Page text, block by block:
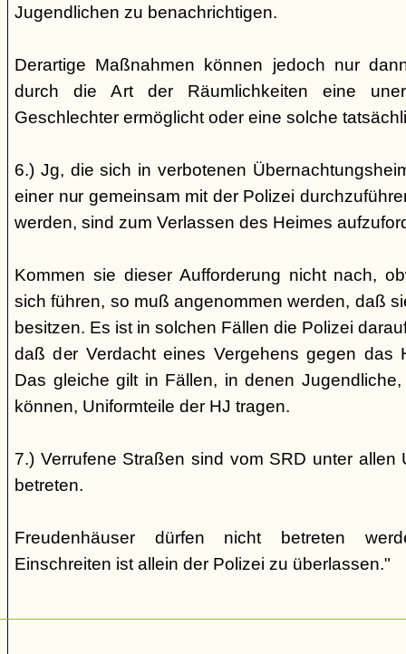
Jugendlichen zu benachrichtigen.
Derartige Maßnahmen können jedoch nur
durch die Art der Räumlichkeiten eine
Geschlechter ermöglicht oder eine solche
6.) Jg, die sich in verbotenen
einer nur gemeinsam mit der Polizei
werden, sind zum Verlassen des Heimes
Kommen sie dieser Aufforderung nicht nach,
sich führen, so muß angenommen werden, daß
besitzen. Es ist in solchen Fällen die Polizei
daß der Verdacht eines Vergehens gegen das
Das gleiche gilt in Fällen, in denen
können, Uniformteile der HJ tragen.
7.) Verrufene Straßen sind vom SRD unter allen
betreten.
Freudenhäuser dürfen nicht betreten
Einschreiten ist allein der Polizei zu überlassen."